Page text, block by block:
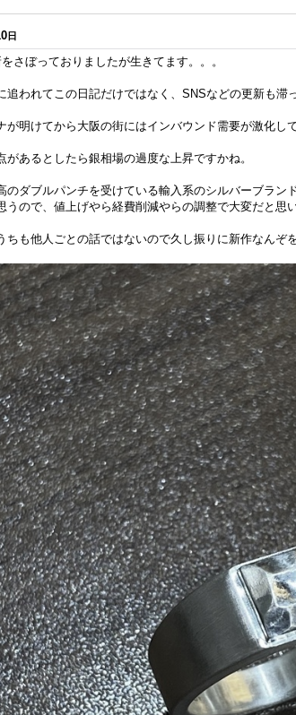
日
さぼっておりましたが生きてます。。。
追われてこの日記だけではなく、SNSなどの更新も滞
が明けてから大阪の街にはインバウンド需要が激化し
があるとしたら銀相場の過度な上昇ですかね。
のダブルパンチを受けている輸入系のシルバーブラン
うので、値上げやら経費削減やらの調整で大変だと思い
ちも他人ごとの話ではないので久し振りに新作なんぞ